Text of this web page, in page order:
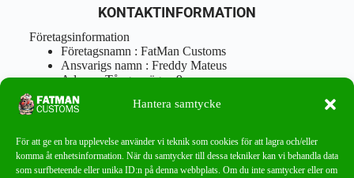
Hantera samtycke
För att ge en bra upplevelse använder vi teknik som cookies för att lagra och/eller
komma åt enhetsinformation. När du samtycker till dessa tekniker kan vi behandla data
som surfbeteende eller unika ID:n på denna webbplats. Om du inte samtycker eller om
KONTAKTINFORMATION
Företagsinformation
Företagsnamn : FatMan Customs
Ansvarigs namn : Freddy Mateus
Adress : Tångenvägen 9
Postnr : 417 46 Göteborg
Tel : 0762919666
info@fatmancustoms.se
Mån – Fre 10:00 – 18:00
Lör -11:00 – 15:00